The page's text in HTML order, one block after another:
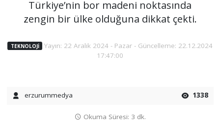
Türkiye’nin bor madeni noktasında
zengin bir ülke olduğuna dikkat çekti.
TEKNOLOJI
Yayın: 22 Aralık 2024 - Pazar - Güncelleme: 22.12.2024
17:47:00
erzurummedya 1338
Okuma Süresi: 3 dk.